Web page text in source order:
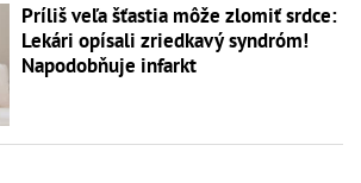
Príliš veľa šťastia môže zlomiť srdce:
Lekári opísali zriedkavý syndróm!
Napodobňuje infarkt